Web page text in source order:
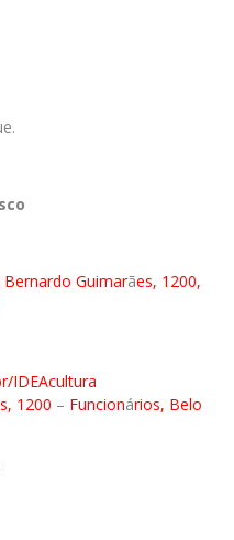
Bernardo Guimarães, 1200,
IDEAcultura
1200 – Funcionários, Belo